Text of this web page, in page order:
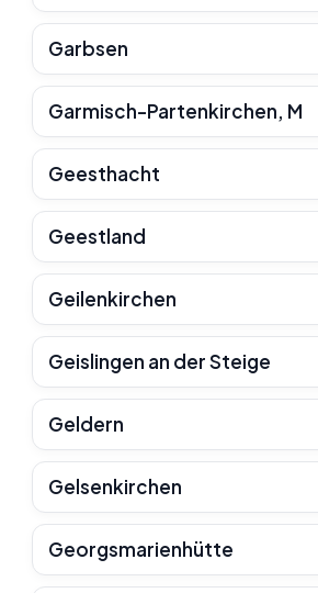
Garbsen
Garmisch-Partenkirchen, M
Geesthacht
Geestland
Geilenkirchen
Geislingen an der Steige
Geldern
Gelsenkirchen
Georgsmarienhütte